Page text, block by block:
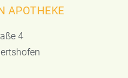
APOTHEKE
4